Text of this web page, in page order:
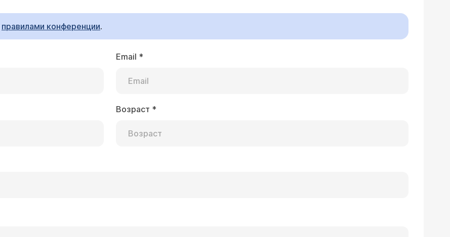
правилами конференции.
Email *
Возраст *